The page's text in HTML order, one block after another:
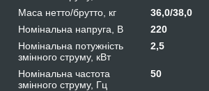
Маса нетто/брутто, кг
36,0/38,0
Номінальна напруга, В
220
Номінальна потужність
змінного струму, кВт
2,5
Номінальна частота
змінного струму, Гц
50